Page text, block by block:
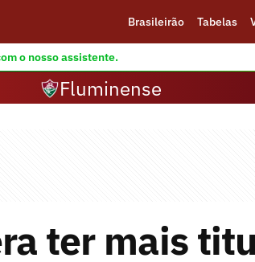
Brasileirão Tabelas
o nosso assistente.
Fluminense
ter mais